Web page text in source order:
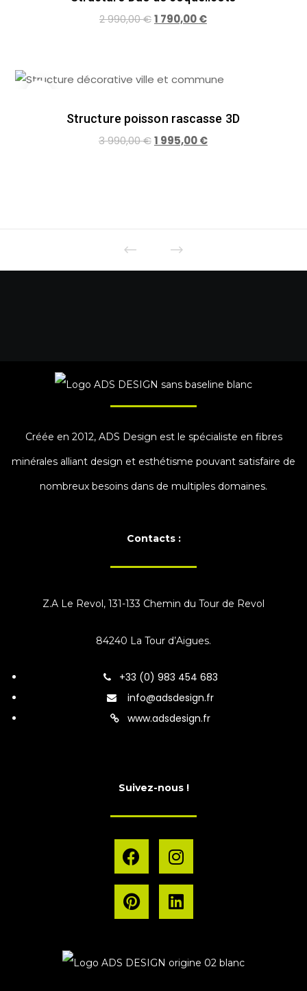
2 990,00€1 790,00€
Structure poisson rascasse 3D
3 990,00€1 995,00€
Créée en 2012, ADS Design est le spécialiste en fibres
minérales alliant design et esthétisme pouvant satisfaire de
nombreux besoins dans de multiples domaines.
Contacts :
Z.A Le Revol, 131-133 Chemin du Tour de Revol
84240 La Tour d’Aigues.
+33 (0) 983 454 683
info@adsdesign.fr
www.adsdesign.fr
Suivez-nous !